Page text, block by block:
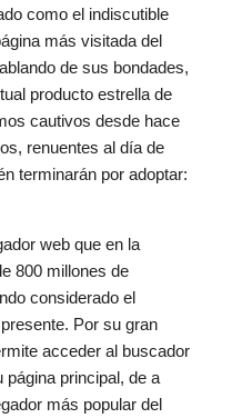
como el indiscutible
más visitada del
de sus bondades,
producto estrella de
cautivos desde hace
renuentes al día de
terminarán por adoptar:
web que en la
800 millones de
considerado el
Por su gran
acceder al buscador
página principal, de a
más popular del